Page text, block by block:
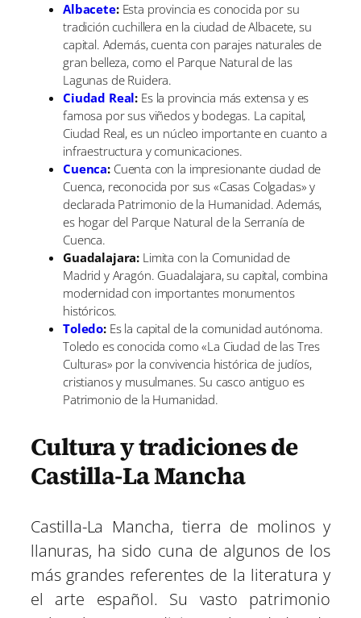
Albacete:Esta provincia es conocida por su
tradición cuchillera en la ciudad de Albacete, su
capital. Además, cuenta con parajes naturales de
gran belleza, como el Parque Natural de las
Lagunas de Ruidera.
Ciudad Real: Es la provincia más extensa y es
famosa por sus viñedos y bodegas. La capital,
Ciudad Real, es un núcleo importante en cuanto a
infraestructura y comunicaciones.
Cuenca:Cuenta con la impresionante ciudad de
Cuenca, reconocida por sus «Casas Colgadas» y
declarada Patrimonio de la Humanidad. Además,
es hogar del Parque Natural de la Serranía de
Cuenca.
Guadalajara: Limita con la Comunidad de
Madrid y Aragón. Guadalajara, su capital, combina
modernidad con importantes monumentos
históricos.
Toledo:Es la capital de la comunidad autónoma.
Toledo es conocida como «La Ciudad de las Tres
Culturas» por la convivencia histórica de judíos,
cristianos y musulmanes. Su casco antiguo es
Patrimonio de la Humanidad.
Cultura y tradiciones de
Castilla-La Mancha
Castilla-La Mancha, tierra de molinos y
llanuras, ha sido cuna de algunos de los
más grandes referentes de la literatura y
el arte español. Su vasto patrimonio